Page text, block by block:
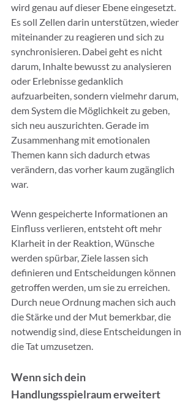
wird genau auf dieser Ebene eingesetzt.
Es soll Zellen darin unterstützen, wieder
miteinander zu reagieren und sich zu
synchronisieren. Dabei geht es nicht
darum, Inhalte bewusst zu analysieren
oder Erlebnisse gedanklich
aufzuarbeiten, sondern vielmehr darum,
dem System die Möglichkeit zu geben,
sich neu auszurichten. Gerade im
Zusammenhang mit emotionalen
Themen kann sich dadurch etwas
verändern, das vorher kaum zugänglich
war.
Wenn gespeicherte Informationen an
Einfluss verlieren, entsteht oft mehr
Klarheit in der Reaktion, Wünsche
werden spürbar, Ziele lassen sich
definieren und Entscheidungen können
getroffen werden, um sie zu erreichen.
Durch neue Ordnung machen sich auch
die Stärke und der Mut bemerkbar, die
notwendig sind, diese Entscheidungen in
die Tat umzusetzen.
Wenn sich dein
Handlungsspielraum erweitert